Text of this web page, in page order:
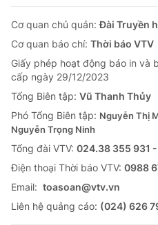
Cơ quan chủ quản:Đài Truyền
Cơ quan báo chí: Thời báo VTV
Giấy phép hoạt động báo in và
cấp ngày 29/12/2023
Tổng Biên tập: Vũ Thanh Thủy
Phó Tổng Biên tập: Nguyễn Thị
Nguyễn Trọng Ninh
Tổng đài VTV: 024.38 355 931
Ðiện thoại Thời báo VTV: 0988
Email: toasoan@vtv.vn
Liên hệ quảng cáo: (024) 626